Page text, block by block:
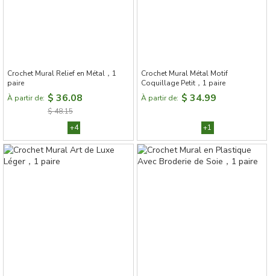
Crochet Mural Relief en Métal，1
paire
À partir de: $ 36.08
$ 48.15
+4
Crochet Mural Métal Motif
Coquillage Petit，1 paire
À partir de: $ 34.99
+1